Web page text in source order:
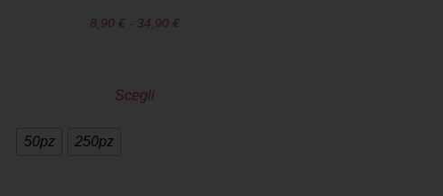
8,90 € - 34,90 €
Scegli
50pz 250pz